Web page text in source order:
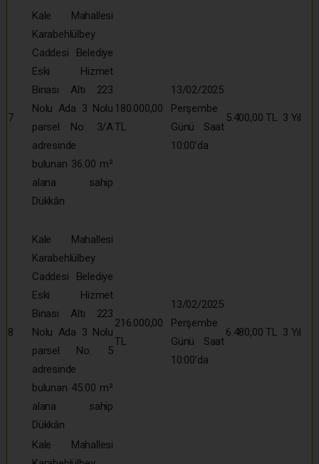
7
Kale Mahallesi
Karabehlülbey
Caddesi Belediye
Eski Hizmet
Binası Altı 223
Nolu Ada 3 Nolu
parsel No: 3/A
adresinde
bulunan 36.00 m²
alana sahip
Dükkân
180.000,00
TL
13/02/2025
Perşembe
Günü Saat
10:00’da
5.400,00 TL 3 Yıl
8
Kale Mahallesi
Karabehlülbey
Caddesi Belediye
Eski Hizmet
Binası Altı 223
Nolu Ada 3 Nolu
parsel No: 5
adresinde
bulunan 45.00 m²
alana sahip
Dükkân
216.000,00
TL
13/02/2025
Perşembe
Günü Saat
10:00’da
6.480,00 TL 3 Yıl
Kale Mahallesi